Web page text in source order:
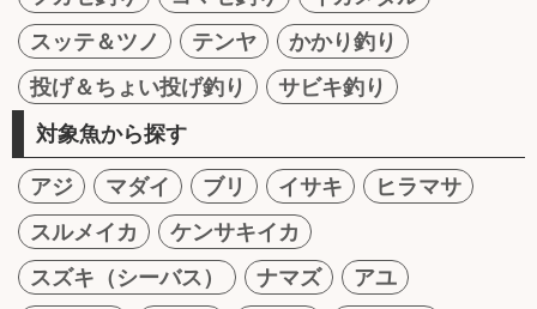
スッテ＆ツノ
テンヤ
かかり釣り
投げ＆ちょい投げ釣り
サビキ釣り
対象魚から探す
アジ マダイ ブリ イサキ
ヒラマサ
スルメイカ
ケンサキイカ
スズキ（シーバス）
ナマズ
アユ